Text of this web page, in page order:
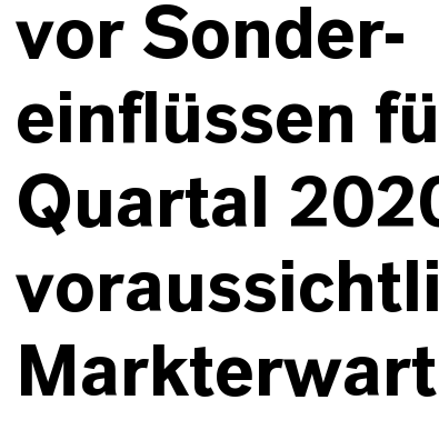
vor Sonder-
einflüssen
Quartal